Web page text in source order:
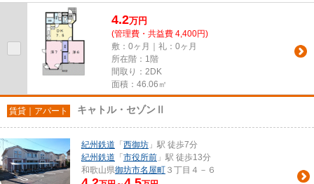
件をご確認するなら、0737-22-...
4.2万円
(管理費・共益費 4,400円)
敷：0ヶ月｜礼：0ヶ月
所在階：1階
間取り：2DK
面積：46.06㎡
賃貸｜アパート キャトル・セゾンⅡ
紀州鉄道 「 西御坊 」駅 徒歩7分
紀州鉄道 「 市役所前 」駅 徒歩13分
和歌山県御坊市名屋町 ３丁目４－６